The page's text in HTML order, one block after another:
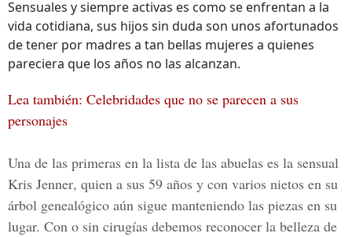
Sensuales y siempre activas es como se enfrentan a la
vida cotidiana, sus hijos sin duda son unos afortunados
de tener por madres a tan bellas mujeres a quienes
pareciera que los años no las alcanzan.
Lea también: Celebridades que no se parecen a sus
personajes
Una de las primeras en la lista de las abuelas es la sensual
Kris Jenner, quien a sus 59 años y con varios nietos en su
árbol genealógico aún sigue manteniendo las piezas en su
lugar. Con o sin cirugías debemos reconocer la belleza de